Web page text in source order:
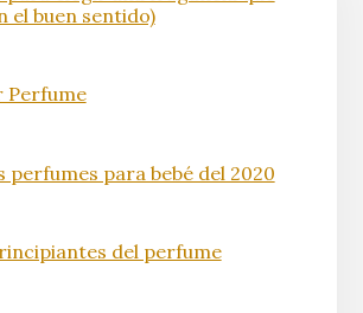
el buen sentido)
Perfume
perfumes para bebé del 2020
del perfume